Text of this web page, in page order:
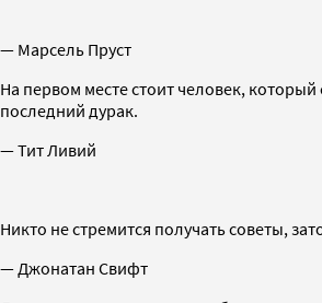
— Марсель Пруст
На первом месте стоит человек,
последний дурак.
— Тит Ливий
Никто не стремится получать советы,
— Джонатан Свифт